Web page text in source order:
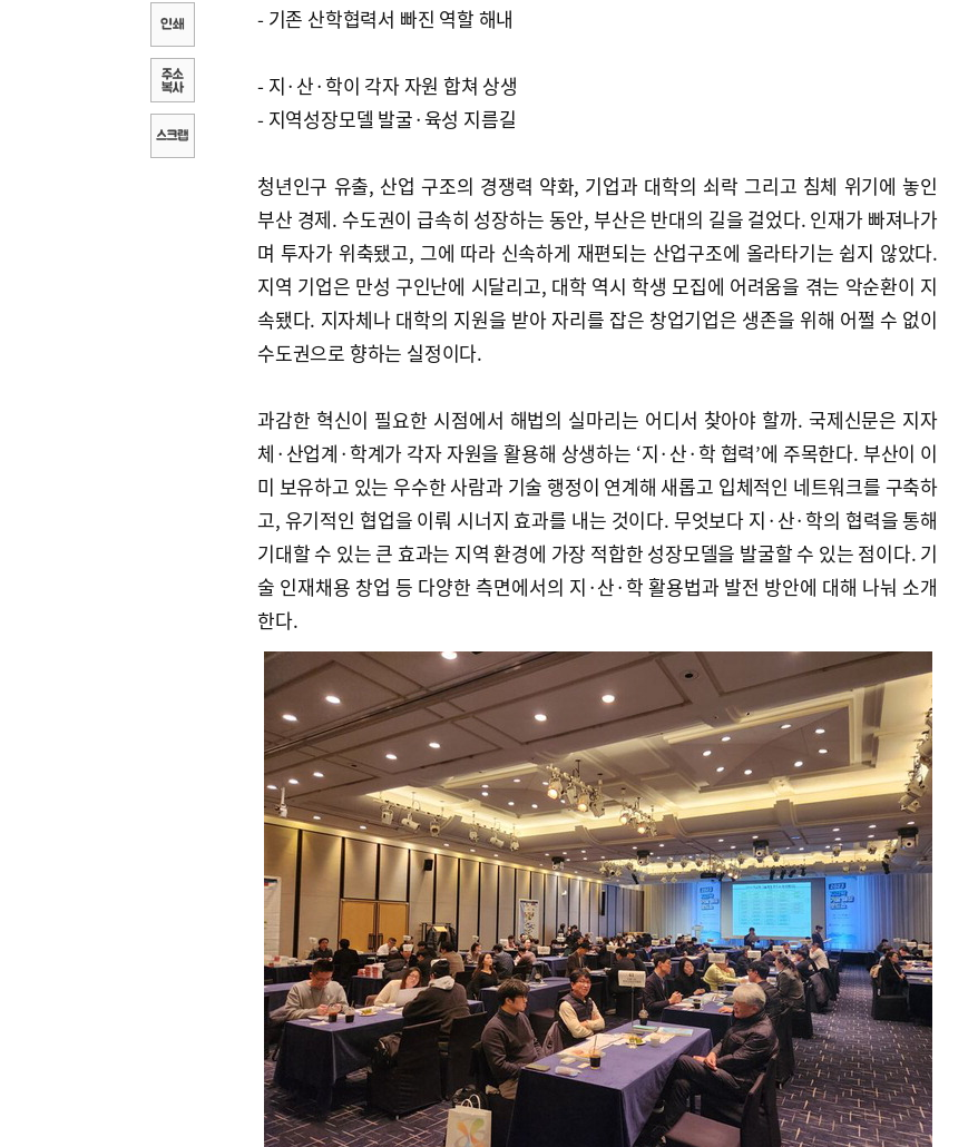
- 기존 산학협력서 빠진 역할 해내
- 지·산·학이 각자 자원 합쳐 상생
- 지역성장모델 발굴·육성 지름길
청년인구 유출, 산업 구조의 경쟁력 약화, 기업과 대학의 쇠락 그리고 침체 위기에 놓인
부산 경제. 수도권이 급속히 성장하는 동안, 부산은 반대의 길을 걸었다. 인재가 빠져나가
며 투자가 위축됐고, 그에 따라 신속하게 재편되는 산업구조에 올라타기는 쉽지 않았다.
지역 기업은 만성 구인난에 시달리고, 대학 역시 학생 모집에 어려움을 겪는 악순환이 지
속됐다. 지자체나 대학의 지원을 받아 자리를 잡은 창업기업은 생존을 위해 어쩔 수 없이
수도권으로 향하는 실정이다.
과감한 혁신이 필요한 시점에서 해법의 실마리는 어디서 찾아야 할까. 국제신문은 지자
체·산업계·학계가 각자 자원을 활용해 상생하는 ‘지·산·학 협력’에 주목한다. 부산이 이
미 보유하고 있는 우수한 사람과 기술 행정이 연계해 새롭고 입체적인 네트워크를 구축하
고, 유기적인 협업을 이뤄 시너지 효과를 내는 것이다. 무엇보다 지·산·학의 협력을 통해
기대할 수 있는 큰 효과는 지역 환경에 가장 적합한 성장모델을 발굴할 수 있는 점이다. 기
술 인재채용 창업 등 다양한 측면에서의 지·산·학 활용법과 발전 방안에 대해 나눠 소개
한다.